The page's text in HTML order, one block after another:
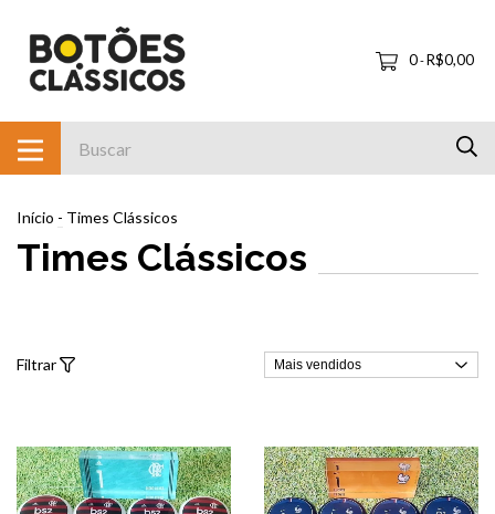
0-R$0,00
Início - Times Clássicos
Times Clássicos
Filtrar